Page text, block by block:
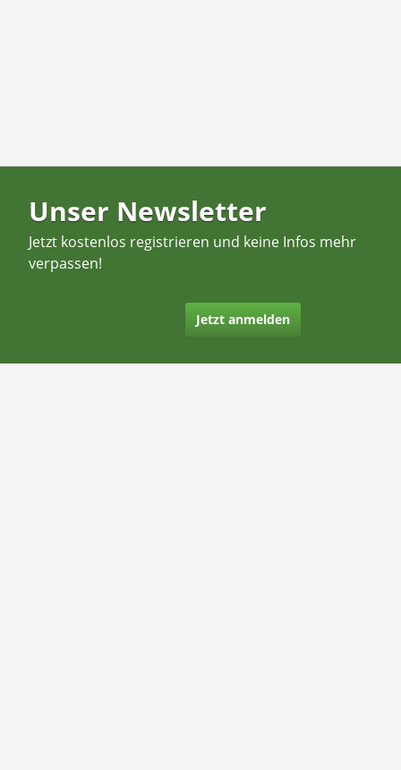
Unser Newsletter
Jetzt kostenlos registrieren und keine Infos mehr
verpassen!
Jetzt anmelden